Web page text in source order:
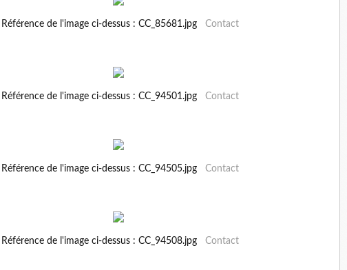
Référence de l'image ci-dessus : CC_85681.jpg Contact
Référence de l'image ci-dessus : CC_94501.jpg Contact
Référence de l'image ci-dessus : CC_94505.jpg Contact
Référence de l'image ci-dessus : CC_94508.jpg Contact